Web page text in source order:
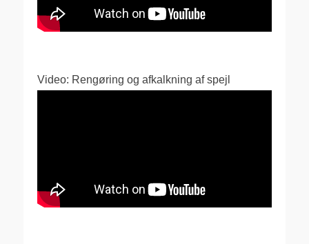
Video: Rengøring og afkalkning af spejl